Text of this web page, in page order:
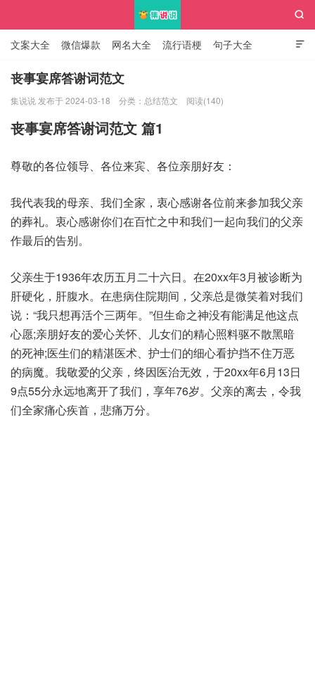

文案大全 微信爆款 网名大全 流行语梗 句子大全
知识大全

丧事宴席答谢词范文
集说说 发布于 2024-03-18 分类： 总结范文 阅读(140)
丧事宴席答谢词范文 篇1
尊敬的各位领导、各位来宾、各位亲朋好友：
我代表我的母亲、我们全家，衷心感谢各位前来参加我父亲
的葬礼。衷心感谢你们在百忙之中和我们一起向我们的父亲
作最后的告别。
父亲生于1936年农历五月二十六日。在20xx年3月被诊断为
肝硬化，肝腹水。在患病住院期间，父亲总是微笑着对我们
说：“我只想再活个三两年。”但生命之神没有能满足他这点
心愿;亲朋好友的爱心关怀、儿女们的精心照料驱不散黑暗
的死神;医生们的精湛医术、护士们的细心看护挡不住万恶
的病魔。我敬爱的父亲，终因医治无效，于20xx年6月13日
9点55分永远地离开了我们，享年76岁。父亲的离去，令我
们全家痛心疾首，悲痛万分。